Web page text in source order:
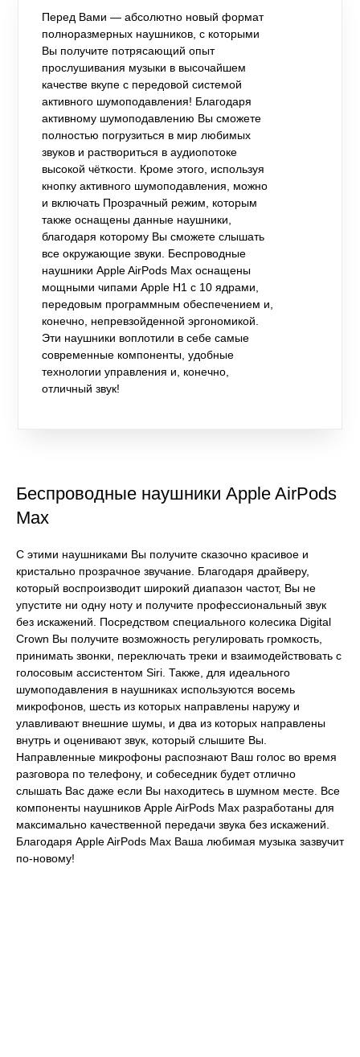
Перед Вами — абсолютно новый формат
полноразмерных наушников, с которыми
Вы получите потрясающий опыт
прослушивания музыки в высочайшем
качестве вкупе с передовой системой
активного шумоподавления! Благодаря
активному шумоподавлению Вы сможете
полностью погрузиться в мир любимых
звуков и раствориться в аудиопотоке
высокой чёткости. Кроме этого, используя
кнопку активного шумоподавления, можно
и включать Прозрачный режим, которым
также оснащены данные наушники,
благодаря которому Вы сможете слышать
все окружающие звуки. Беспроводные
наушники Apple AirPods Max оснащены
мощными чипами Apple H1 с 10 ядрами,
передовым программным обеспечением и,
конечно, непревзойденной эргономикой.
Эти наушники воплотили в себе самые
современные компоненты, удобные
технологии управления и, конечно,
отличный звук!
Беспроводные наушники Apple AirPods
Max
С этими наушниками Вы получите сказочно красивое и
кристально прозрачное звучание. Благодаря драйверу,
который воспроизводит широкий диапазон частот, Вы не
упустите ни одну ноту и получите профессиональный звук
без искажений. Посредством специального колесика Digital
Crown Вы получите возможность регулировать громкость,
принимать звонки, переключать треки и взаимодействовать с
голосовым ассистентом Siri. Также, для идеального
шумоподавления в наушниках используются восемь
микрофонов, шесть из которых направлены наружу и
улавливают внешние шумы, и два из которых направлены
внутрь и оценивают звук, который слышите Вы.
Направленные микрофоны распознают Ваш голос во время
разговора по телефону, и собеседник будет отлично
слышать Вас даже если Вы находитесь в шумном месте. Все
компоненты наушников Apple AirPods Max разработаны для
максимально качественной передачи звука без искажений.
Благодаря Apple AirPods Max Ваша любимая музыка зазвучит
по-новому!